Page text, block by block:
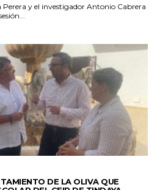
y el investigador Antonio Cabrera
DE LA OLIVA QUE